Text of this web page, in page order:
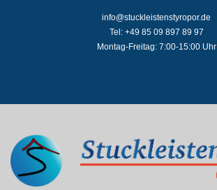
info@stuckleistenstyropor.de
Tel: +49 85 09 897 89 97
Montag-Freitag: 7:00-15:00 Uhr